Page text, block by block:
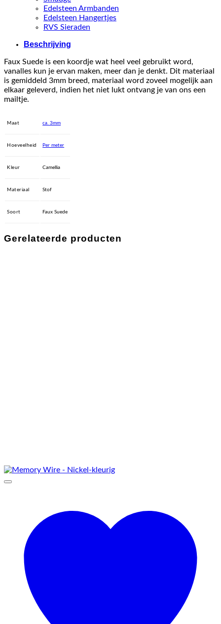
Edelsteen Armbanden
Edelsteen Hangertjes
RVS Sieraden
Beschrijving
Faux Suede is een koordje wat heel veel gebruikt word,
vanalles kun je ervan maken, meer dan je denkt. Dit materiaal
is gemiddeld 3mm breed, materiaal word zoveel mogelijk aan
elkaar geleverd, indien het niet lukt ontvang je van ons een
mailtje.
Maat ca. 3mm
Hoeveelheid Per meter
Kleur Camellia
Materiaal Stof
Soort Faux Suede
Gerelateerde producten